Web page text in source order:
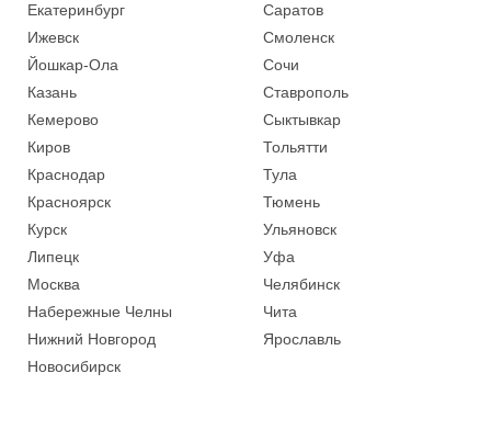
Екатеринбург
Ижевск
Йошкар-Ола
Казань
Кемерово
Киров
Краснодар
Красноярск
Курск
Липецк
Москва
Набережные Челны
Нижний Новгород
Новосибирск
Саратов
Смоленск
Сочи
Ставрополь
Сыктывкар
Тольятти
Тула
Тюмень
Ульяновск
Уфа
Челябинск
Чита
Ярославль